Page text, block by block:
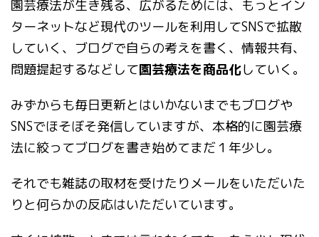
園芸療法が生き残る、広がるためには、もっとイン
ターネットなど現代のツールを利用してSNSで拡散
していく、ブログで自らの考えを書く、情報共有、
問題提起するなどして園芸療法を商品化していく。
みずからも毎日更新とはいかないまでもブログや
SNSでほそぼそ発信していますが、本格的に園芸療
法に絞ってブログを書き始めてまだ１年少し。
それでも雑誌の取材を受けたりメールをいただいた
りと何らかの反応はいただいています。